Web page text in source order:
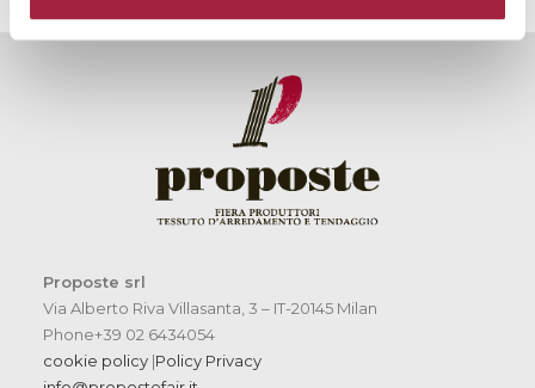
Proposte srl
Via Alberto Riva Villasanta, 3 – IT-20145 Milan
Phone+39 02 6434054
cookie policy |Policy Privacy